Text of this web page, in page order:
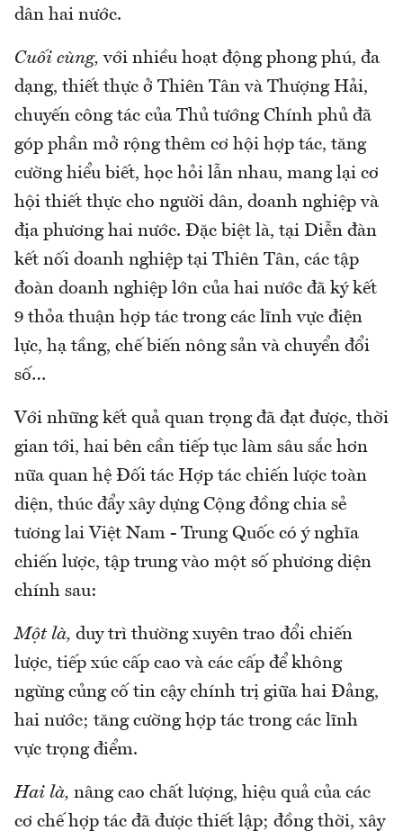
dân hai nước.
Cuối cùng, với nhiều hoạt động phong phú, đa
dạng, thiết thực ở Thiên Tân và Thượng Hải,
chuyến công tác của Thủ tướng Chính phủ đã
góp phần mở rộng thêm cơ hội hợp tác, tăng
cường hiểu biết, học hỏi lẫn nhau, mang lại cơ
hội thiết thực cho người dân, doanh nghiệp và
địa phương hai nước. Đặc biệt là, tại Diễn đàn
kết nối doanh nghiệp tại Thiên Tân, các tập
đoàn doanh nghiệp lớn của hai nước đã ký kết
9 thỏa thuận hợp tác trong các lĩnh vực điện
lực, hạ tầng, chế biến nông sản và chuyển đổi
số…
Với những kết quả quan trọng đã đạt được, thời
gian tới, hai bên cần tiếp tục làm sâu sắc hơn
nữa quan hệ Đối tác Hợp tác chiến lược toàn
diện, thúc đẩy xây dựng Cộng đồng chia sẻ
tương lai Việt Nam - Trung Quốc có ý nghĩa
chiến lược, tập trung vào một số phương diện
chính sau:
Một là, duy trì thường xuyên trao đổi chiến
lược, tiếp xúc cấp cao và các cấp để không
ngừng củng cố tin cậy chính trị giữa hai Đảng,
hai nước; tăng cường hợp tác trong các lĩnh
vực trọng điểm.
Hai là, nâng cao chất lượng, hiệu quả của các
cơ chế hợp tác đã được thiết lập; đồng thời, xây